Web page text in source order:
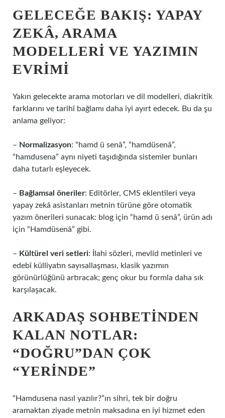
GELECEĞE BAKIŞ: YAPAY
ZEKÂ, ARAMA
MODELLERI VE YAZIMIN
EVRIMI
Yakın gelecekte arama motorları ve dil modelleri, diakritik
farklarını ve tarihî bağlamı daha iyi ayırt edecek. Bu da şu
anlama geliyor:
– Normalizasyon: “hamd ü senâ”, “hamdüsenâ”,
“hamdusena” aynı niyeti taşıdığında sistemler bunları
daha tutarlı eşleyecek.
– Bağlamsal öneriler: Editörler, CMS eklentileri veya
yapay zekâ asistanları metnin türüne göre otomatik
yazım önerileri sunacak: blog için “hamd ü senâ”, ürün adı
için “Hamdüsenâ” gibi.
– Kültürel veri setleri: İlahi sözleri, mevlid metinleri ve
edebî külliyatın sayısallaşması, klasik yazımın
görünürlüğünü artıracak; genç okur bu formla daha sık
karşılaşacak.
ARKADAŞ SOHBETINDEN
KALAN NOTLAR:
“DOĞRU”DAN ÇOK
“YERINDE”
“Hamdusena nasıl yazılır?”ın sihri, tek bir doğru
aramaktan ziyade metnin maksadına en iyi hizmet eden